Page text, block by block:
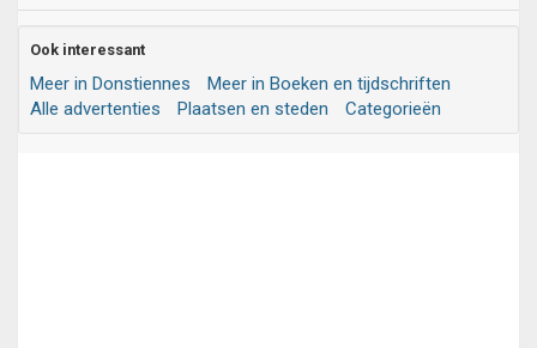
Ook interessant
Meer in Donstiennes
Meer in Boeken en tijdschriften
Alle advertenties
Plaatsen en steden Categorieën